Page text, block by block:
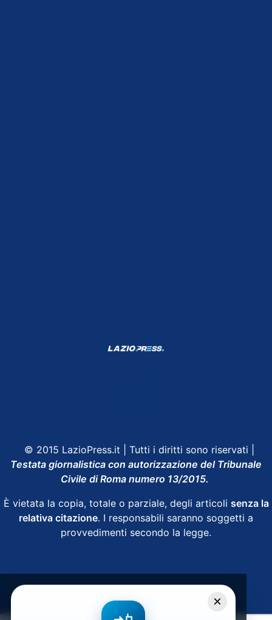
© 2015 LazioPress.it | Tutti i diritti sono riservati |
Testata giornalistica con autorizzazione del Tribunale
Civile di Roma numero 13/2015.
È vietata la copia, totale o parziale, degli articoli senza la
relativa citazione. I responsabili saranno soggetti a
provvedimenti secondo la legge.
×